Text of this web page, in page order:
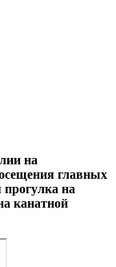
на
главных
прогулка на
канатной